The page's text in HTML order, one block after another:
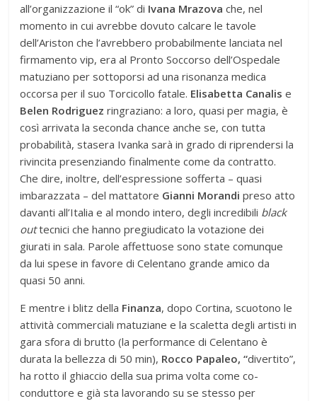
all’organizzazione il “ok” di Ivana Mrazova che, nel
momento in cui avrebbe dovuto calcare le tavole
dell’Ariston che l’avrebbero probabilmente lanciata nel
firmamento vip, era al Pronto Soccorso dell’Ospedale
matuziano per sottoporsi ad una risonanza medica
occorsa per il suo Torcicollo fatale. Elisabetta Canalis e
Belen Rodriguez ringraziano: a loro, quasi per magia, è
così arrivata la seconda chance anche se, con tutta
probabilità, stasera Ivanka sarà in grado di riprendersi la
rivincita presenziando finalmente come da contratto.
Che dire, inoltre, dell’espressione sofferta – quasi
imbarazzata – del mattatore Gianni Morandi preso atto
davanti all’Italia e al mondo intero, degli incredibili black
outtecnici che hanno pregiudicato la votazione dei
giurati in sala. Parole affettuose sono state comunque
da lui spese in favore di Celentano grande amico da
quasi 50 anni.
E mentre i blitz della Finanza, dopo Cortina, scuotono le
attività commerciali matuziane e la scaletta degli artisti in
gara sfora di brutto (la performance di Celentano è
durata la bellezza di 50 min), Rocco Papaleo, “divertito”,
ha rotto il ghiaccio della sua prima volta come co-
conduttore e già sta lavorando su se stesso per